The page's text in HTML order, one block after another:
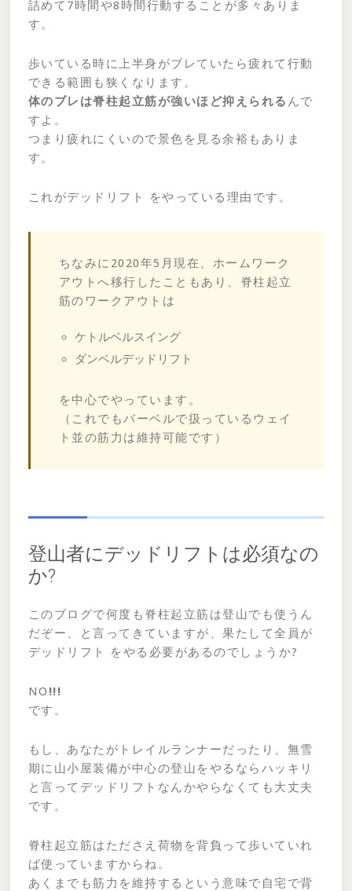
詰めて7時間や8時間行動することが多々ありま
す。
歩いている時に上半身がブレていたら疲れて行動
できる範囲も狭くなります。
体のブレは脊柱起立筋が強いほど抑えられる んで
すよ。
つまり疲れにくいので景色を見る余裕もありま
す。
これがデッドリフト をやっている理由です。
ちなみに2020年5月現在、ホームワーク
アウトへ移行したこともあり、脊柱起立
筋のワークアウトは
ケトルベルスイング
ダンベルデッドリフト
を中心でやっています。
（これでもバーベルで扱っているウェイ
ト並の筋力は維持可能です）
登山者にデッドリフトは必須なの
か?
このブログで何度も脊柱起立筋は登山でも使うん
だぞー、と言ってきていますが、果たして全員が
デッドリフト をやる必要があるのでしょうか?
NO !!!
です。
もし、あなたがトレイルランナーだったり、無雪
期に山小屋装備が中心の登山をやるならハッキリ
と言ってデッドリフトなんかやらなくても大丈夫
です。
脊柱起立筋はたださえ荷物を背負って歩いていれ
ば使っていますからね。
あくまでも筋力を維持するという意味で自宅で背